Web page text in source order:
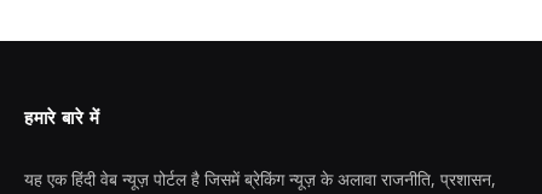
हमारे बारे में
यह एक हिंदी वेब न्यूज़ पोर्टल है जिसमें ब्रेकिंग न्यूज़ के अलावा राजनीति, प्रशासन,